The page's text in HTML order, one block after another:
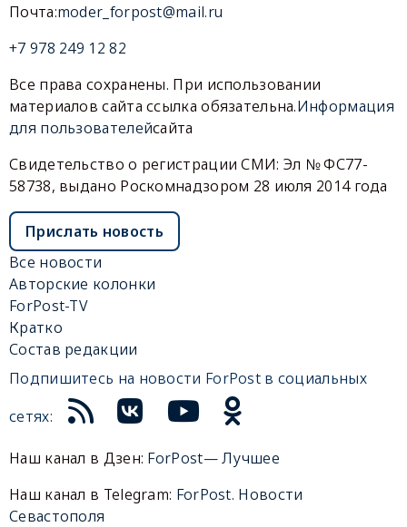
Почта:moder_forpost@mail.ru
+7 978 249 12 82
Все права сохранены. При использовании
материалов сайта ссылка обязательна.Информация
для пользователейсайта
Свидетельство о регистрации СМИ: Эл № ФС77-
58738, выдано Роскомнадзором 28 июля 2014 года
Прислать новость
Все новости
Авторские колонки
ForPost-TV
Кратко
Состав редакции
Подпишитесь на новости ForPost в социальных
сетях:
Наш канал в Дзен: ForPost— Лучшее
Наш канал в Telegram: ForPost. Новости
Севастополя